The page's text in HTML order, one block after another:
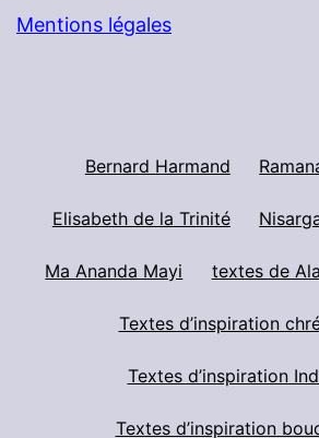
Mentions légales
Bernard Harmand
Elisabeth de la Trinité
Ma Ananda Mayi textes de
Textes d’inspiration
Textes d’inspiration
Textes d’inspiration